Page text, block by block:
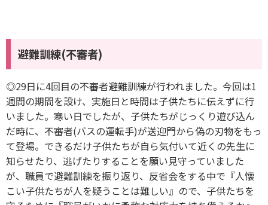
避難訓練(不審者)
◎29日に4回目の不審者避難訓練が行われました。今回は1
週間の期間を設け、実施日と時間は子供たちに伝えずに行
いました。寒い日でしたが、子供たちがじっくり遊び込ん
だ時に、不審者(バスの運転手)が送迎門から偽の刃物をもっ
て登場。できるだけ子供たちが自ら気付いて近くの先生に
知らせたり、逃げたりすることを願い見守っていました
が、職員で避難訓練を振り返り、反省会をする中で『人懐
こい子供たちが人を疑うことは難しい』ので、子供たちを